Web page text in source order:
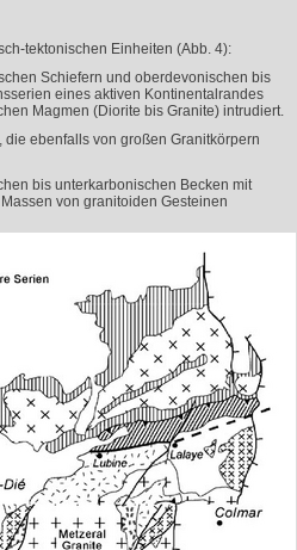
tektonischen Einheiten (Abb. 4):
Schiefern und oberdevonischen bis
eines aktiven Kontinentalrandes
Magmen (Diorite bis Granite) intrudiert.
ebenfalls von großen Granitkörpern
bis unterkarbonischen Becken mit
von granitoiden Gesteinen